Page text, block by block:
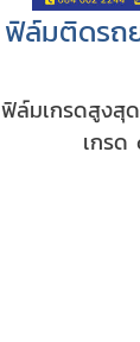
ฟิล์มติดรถ
ฟิล์มเกรดสูงสุ
เกรด